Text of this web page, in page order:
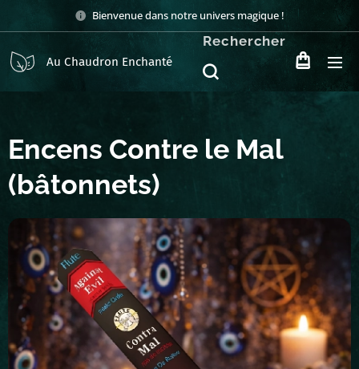
Bienvenue dans notre univers magique !
Au Chaudron Enchanté
Rechercher
Encens Contre le Mal
(bâtonnets)